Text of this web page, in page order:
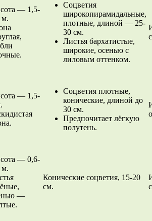
— 1,5-
м.
Соцветия
широкопирамидальные,
плотные, длиной — 25-
30 см.
Листья бархатистые,
широкие, осенью с
лиловым оттенком.
— 1,5-
Соцветия плотные,
конические, длиной до
30 см.
Предпочитает лёгкую
полутень.
— 0,6-
м.
—
Конические соцветия, 15-20
см.